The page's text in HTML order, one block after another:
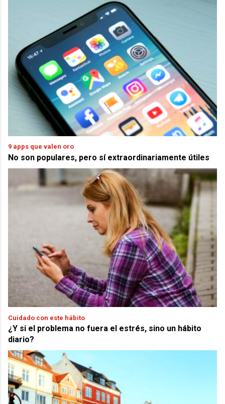
9 apps que valen oro
No son populares, pero sí extraordinariamente útiles
Cuidado con este hábito
¿Y si el problema no fuera el estrés, sino un hábito
diario?